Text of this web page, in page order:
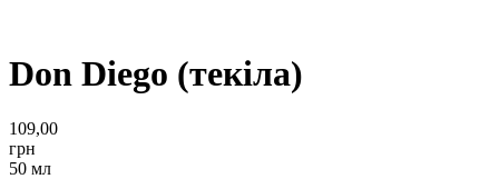
Don Diego (текіла)
109,00
грн
50 мл